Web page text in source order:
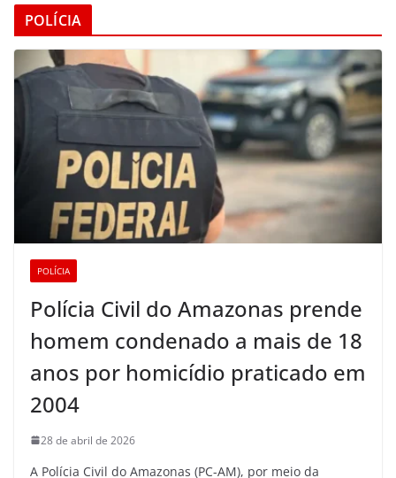
POLÍCIA
POLÍCIA
Polícia Civil do Amazonas prende
homem condenado a mais de 18
anos por homicídio praticado em
2004
28 de abril de 2026
A Polícia Civil do Amazonas (PC-AM), por meio da